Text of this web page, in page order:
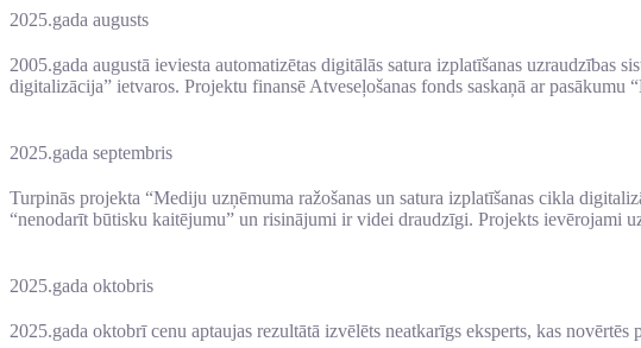
2025.gada augusts
2005.gada augustā ieviesta automatizētas digitālās satura izplatīšanas uzraudzības
digitalizācija” ietvaros. Projektu finansē Atveseļošanas fonds saskaņā ar pasākumu
2025.gada septembris
Turpinās projekta “Mediju uzņēmuma ražošanas un satura izplatīšanas cikla
“nenodarīt būtisku kaitējumu” un risinājumi ir videi draudzīgi. Projekts ievērojami
2025.gada oktobris
2025.gada oktobrī cenu aptaujas rezultātā izvēlēts neatkarīgs eksperts, kas